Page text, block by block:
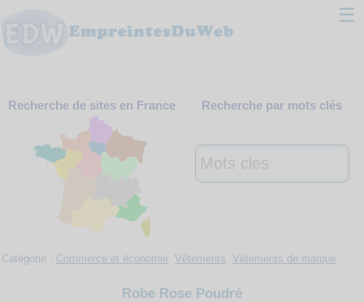
☰
Webmaster
Contact
Support
Recherche de sites en France Recherche par mots clés
Catégorie : Commerce et économie Vêtements Vêtements de marque
Robe Rose Poudré